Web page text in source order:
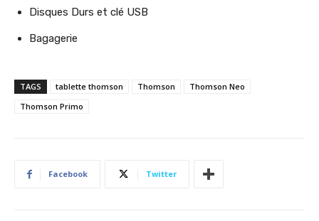
Disques Durs et clé USB
Bagagerie
TAGS tablette thomson Thomson
Thomson Neo
Thomson Primo
Facebook Twitter